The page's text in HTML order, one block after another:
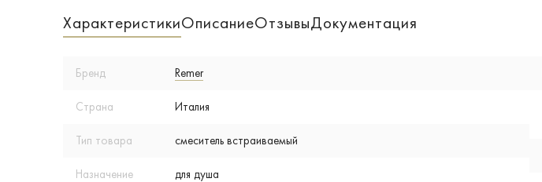
ХарактеристикиОписаниеОтзывыДокументация
Бренд Remer
Страна Италия
Тип товара смеситель встраиваемый
Назначение для душа